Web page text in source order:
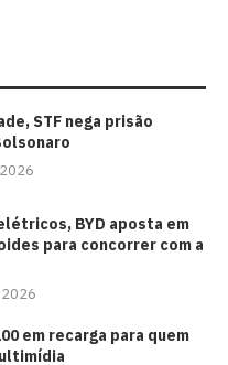
STF nega prisão
BYD aposta em
para concorrer com a
em recarga para quem